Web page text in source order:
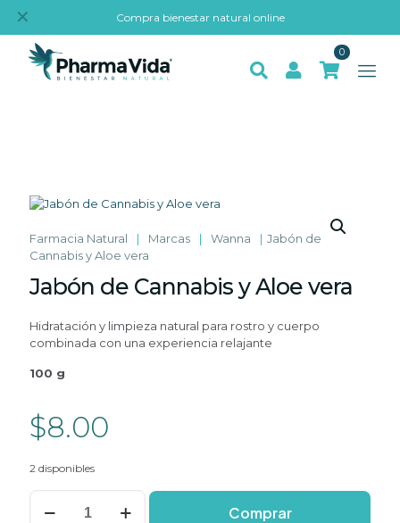
Compra bienestar natural online
✕
0
Farmacia Natural | Marcas | Wanna | Jabón de
Cannabis y Aloe vera
Jabón de Cannabis y Aloe vera
Hidratación y limpieza natural para rostro y cuerpo
combinada con una experiencia relajante
100 g
$8.00
2 disponibles
Jabón
Comprar